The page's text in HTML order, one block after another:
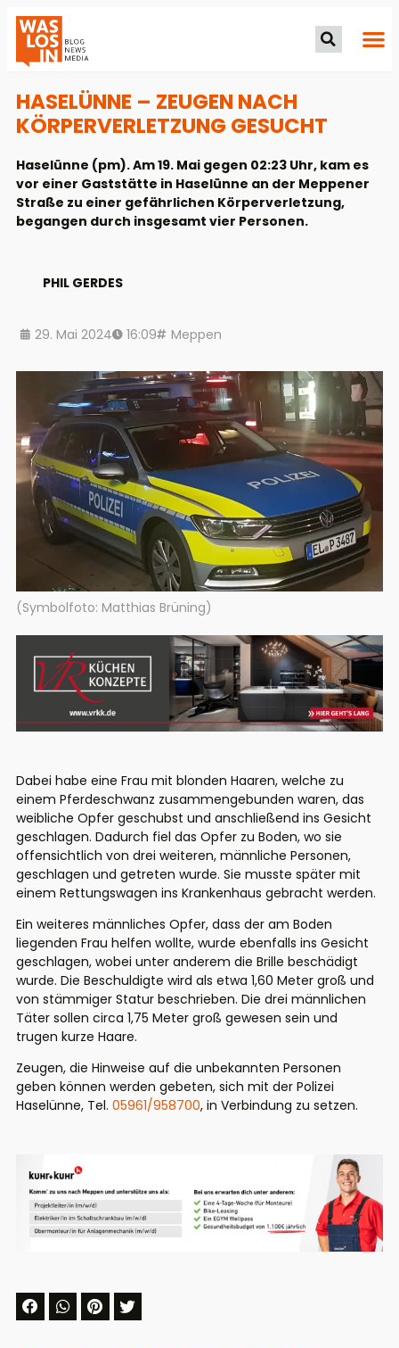
HASELÜNNE – ZEUGEN NACH
KÖRPERVERLETZUNG GESUCHT
Haselünne (pm). Am 19. Mai gegen 02:23 Uhr, kam es
vor einer Gaststätte in Haselünne an der Meppener
Straße zu einer gefährlichen Körperverletzung,
begangen durch insgesamt vier Personen.
PHIL GERDES
29. Mai 2024 16:09 Meppen
(Symbolfoto: Matthias Brüning)
Dabei habe eine Frau mit blonden Haaren, welche zu
einem Pferdeschwanz zusammengebunden waren, das
weibliche Opfer geschubst und anschließend ins Gesicht
geschlagen. Dadurch fiel das Opfer zu Boden, wo sie
offensichtlich von drei weiteren, männliche Personen,
geschlagen und getreten wurde. Sie musste später mit
einem Rettungswagen ins Krankenhaus gebracht werden.
Ein weiteres männliches Opfer, dass der am Boden
liegenden Frau helfen wollte, wurde ebenfalls ins Gesicht
geschlagen, wobei unter anderem die Brille beschädigt
wurde. Die Beschuldigte wird als etwa 1,60 Meter groß und
von stämmiger Statur beschrieben. Die drei männlichen
Täter sollen circa 1,75 Meter groß gewesen sein und
trugen kurze Haare.
Zeugen, die Hinweise auf die unbekannten Personen
geben können werden gebeten, sich mit der Polizei
Haselünne, Tel. 05961/958700, in Verbindung zu setzen.